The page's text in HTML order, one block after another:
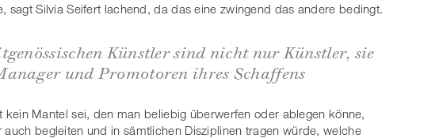
sagt Silvia Seifert lachend, da das eine zwingend das andere bedingt.
Künstler sind nicht nur Künstler, sie
und Promotoren ihres Schaffens
kein Mantel sei, den man beliebig überwerfen oder ablegen könne,
begleiten und in sämtlichen Disziplinen tragen würde, welche